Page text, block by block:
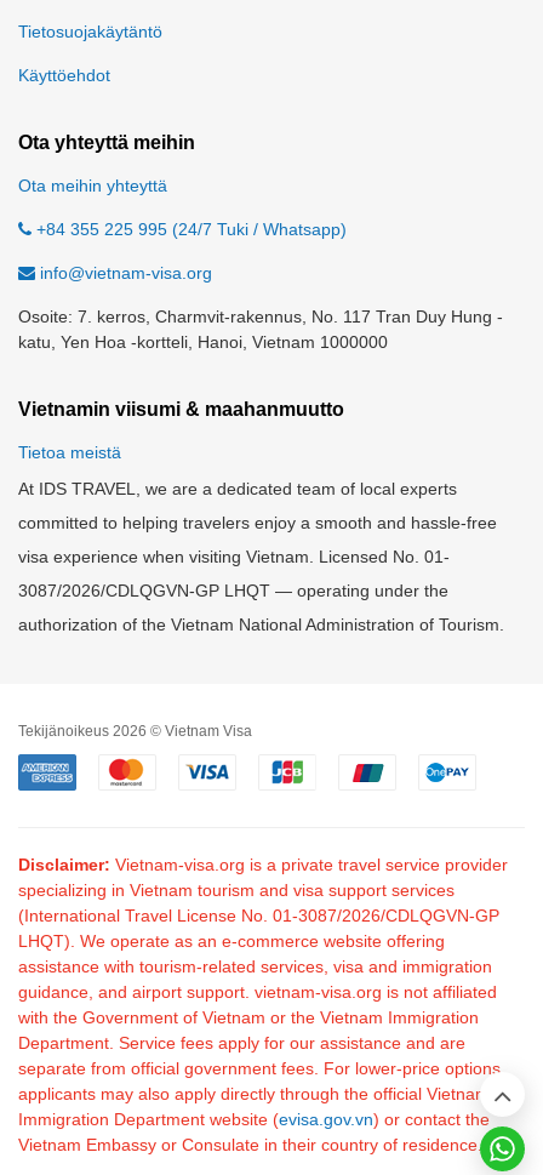
Tietosuojakäytäntö
Käyttöehdot
Ota yhteyttä meihin
Ota meihin yhteyttä
+84 355 225 995 (24/7 Tuki / Whatsapp)
info@vietnam-visa.org
Osoite: 7. kerros, Charmvit-rakennus, No. 117 Tran Duy Hung -
katu, Yen Hoa -kortteli, Hanoi, Vietnam 1000000
Vietnamin viisumi & maahanmuutto
Tietoa meistä
At IDS TRAVEL, we are a dedicated team of local experts
committed to helping travelers enjoy a smooth and hassle-free
visa experience when visiting Vietnam. Licensed No. 01-
3087/2026/CDLQGVN-GP LHQT — operating under the
authorization of the Vietnam National Administration of Tourism.
Tekijänoikeus 2026 © Vietnam Visa
Disclaimer: Vietnam-visa.org is a private travel service provider
specializing in Vietnam tourism and visa support services
(International Travel License No. 01-3087/2026/CDLQGVN-GP
LHQT). We operate as an e-commerce website offering
assistance with tourism-related services, visa and immigration
guidance, and airport support. vietnam-visa.org is not affiliated
with the Government of Vietnam or the Vietnam Immigration
Department. Service fees apply for our assistance and are
separate from official government fees. For lower-price options,
applicants may also apply directly through the official Vietnam
Immigration Department website (evisa.gov.vn) or contact the
Vietnam Embassy or Consulate in their country of residence.